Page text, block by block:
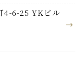
4-6-25 YKビル